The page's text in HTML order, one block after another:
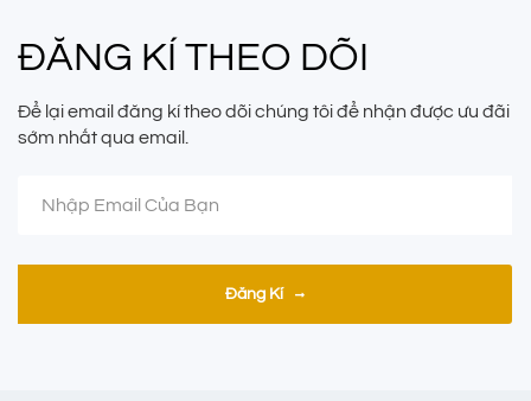
ĐĂNG KÍ THEO DÕI
Để lại email đăng kí theo dõi chúng tôi để nhận được ưu đãi
sớm nhất qua email.
Đăng Kí